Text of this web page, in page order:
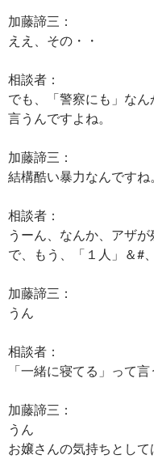
加藤諦三：
ええ、その・・
相談者：
でも、「警察にも」な
言うんですよね。
加藤諦三：
結構酷い暴力なんですね
相談者：
うーん、なんか、アザが
で、もう、「１人」＆#
加藤諦三：
うん
相談者：
「一緒に寝てる」って
加藤諦三：
うん
お嬢さんの気持ちとして